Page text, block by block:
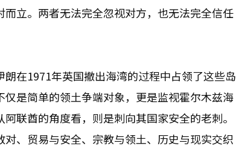
立。两者无法完全忽视对方，也无法完全信任
在1971年英国撤出海湾的过程中占领了这些岛
是简单的领土争端对象，更是监视霍尔木兹海
联酋的角度看，则是刺向其国家安全的老刺。
、贸易与安全、宗教与领土、历史与现实交织